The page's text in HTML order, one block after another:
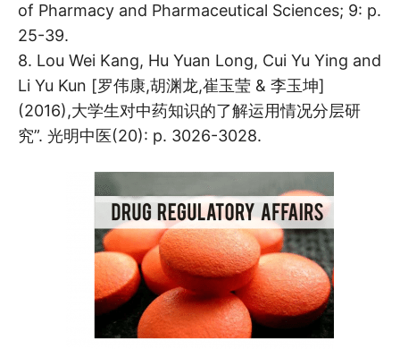
of Pharmacy and Pharmaceutical Sciences; 9: p.
25-39.
8. Lou Wei Kang, Hu Yuan Long, Cui Yu Ying and
Li Yu Kun [罗伟康,胡渊龙,崔玉莹 & 李玉坤]
(2016),大学生对中药知识的了解运用情况分层研
究”. 光明中医(20): p. 3026-3028.